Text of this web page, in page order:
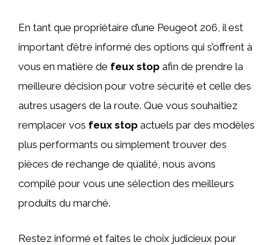
En tant que propriétaire d’une Peugeot 206, il est
important d’être informé des options qui s’offrent à
vous en matière de feux stop afin de prendre la
meilleure décision pour votre sécurité et celle des
autres usagers de la route. Que vous souhaitiez
remplacer vos feux stop actuels par des modèles
plus performants ou simplement trouver des
pièces de rechange de qualité, nous avons
compilé pour vous une sélection des meilleurs
produits du marché.
Restez informé et faites le choix judicieux pour